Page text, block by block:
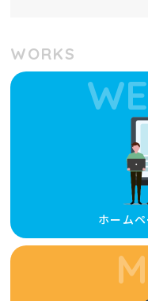
WORKS
ホーム